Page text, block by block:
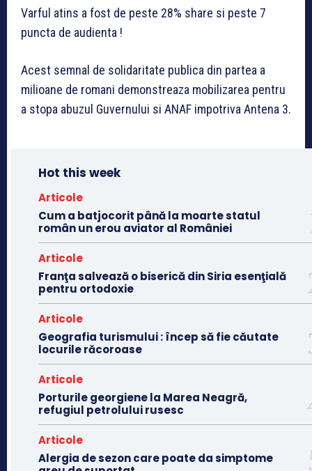
Varful atins a fost de peste 28% share si peste 7
puncta de audienta !
Acest semnal de solidaritate publica din partea a
milioane de romani demonstreaza mobilizarea pentru
a stopa abuzul Guvernului si ANAF impotriva Antena 3.
Hot this week
Articole
Cum a batjocorit până la moarte statul
român un erou aviator al României
Articole
Franţa salvează o biserică din Siria esenţială
pentru ortodoxie
Articole
Geografia turismului : încep să fie căutate
locurile răcoroase
Articole
Porturile georgiene la Marea Neagră,
refugiul petrolului rusesc
Articole
Alergia de sezon care poate da simptome